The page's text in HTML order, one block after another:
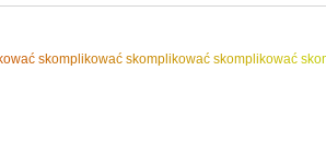
ować skomplikować skomplikować skomplikować sko